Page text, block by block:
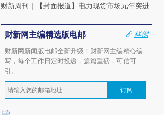
财新周刊 ｜ 【封面报道】电力现货市场元年突进
财新网主编精选版电邮
样例
财新网新闻版电邮全新升级！财新网主编精心编
写，每个工作日定时投递，篇篇重磅，可信可
引。
订阅